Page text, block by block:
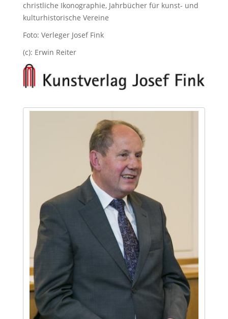
christliche Ikonographie, Jahrbücher für kunst- und
kulturhistorische Vereine
Foto: Verleger Josef Fink
(c): Erwin Reiter